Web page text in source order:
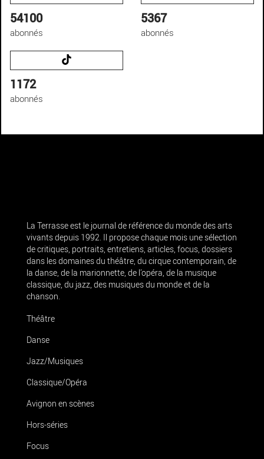
54100
abonnés
5367
abonnés
1172
abonnés
La Terrasse est le journal de référence du monde des arts
vivants depuis 1992. Il propose chaque mois une sélection
de critiques, portraits, entretiens, articles, focus, dossiers
dans les domaines du théâtre, du cirque contemporain, de
la danse, de la marionnette, de l’opéra, de la musique
classique, du jazz, des musiques du monde et de la
chanson.
Théâtre
Danse
Jazz/Musiques
Classique/Opéra
Avignon en scènes
Hors-séries
Focus